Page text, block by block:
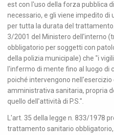
est con l'uso della forza pubblica
necessario, e gli viene impedito di
per tutta la durata del
3/2001 del Ministero dell'interno
obbligatorio per soggetti con
della polizia municipale) che "i
l'infermo di mente fino al luogo di
poiché intervengono nell'esercizio
amministrativa sanitaria, propria
quello dell'attività di P.S.".
L'art. 35 della legge n. 833/1978
trattamento sanitario